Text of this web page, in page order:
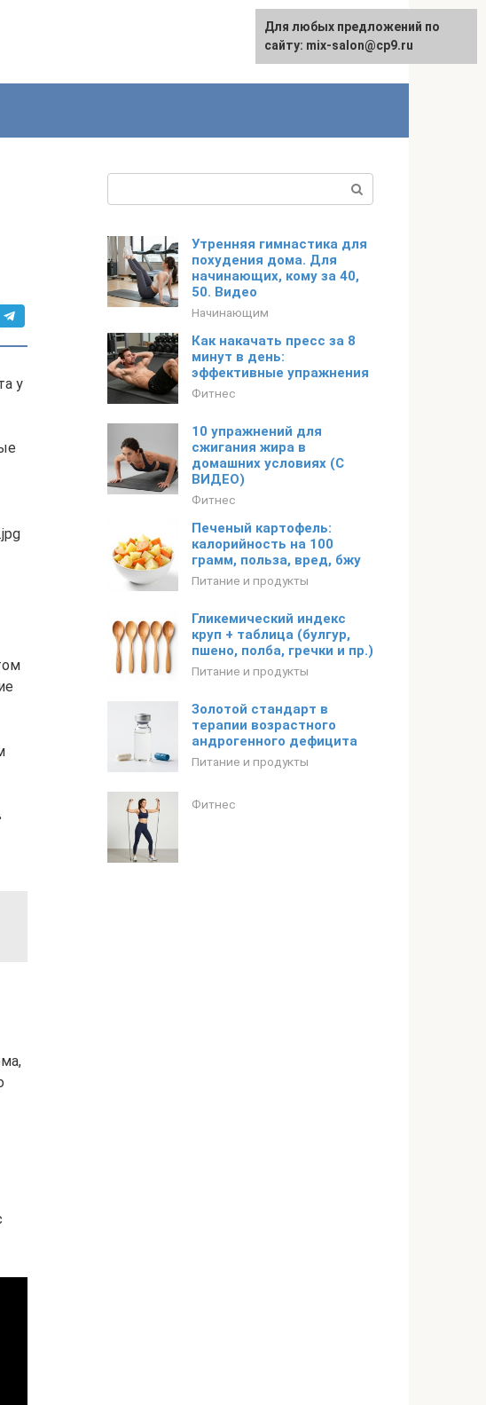
у
Утренняя гимнастика для
похудения дома. Для
начинающих, кому за 40,
50. Видео
Начинающим
Как накачать пресс за 8
минут в день:
эффективные упражнения
Фитнес
10 упражнений для
сжигания жира в
домашних условиях (С
ВИДЕО)
Фитнес
Печеный картофель:
калорийность на 100
грамм, польза, вред, бжу
Питание и продукты
Гликемический индекс
круп + таблица (булгур,
пшено, полба, гречки и пр.)
Питание и продукты
Золотой стандарт в
терапии возрастного
андрогенного дефицита
Питание и продукты
Фитнес
Для любых предложений по
сайту: mix-salon@cp9.ru